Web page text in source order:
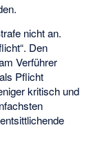
nicht an.
Den
Verführer
Pflicht
kritisch und